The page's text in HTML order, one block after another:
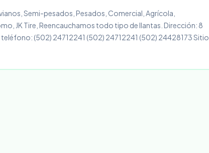
Semi-pesados, Pesados, Comercial, Agrícola,
JK Tire, Reencauchamos todo tipo de llantas. Dirección: 8
(502) 24712241 (502) 24712241 (502) 24428173 Sitio